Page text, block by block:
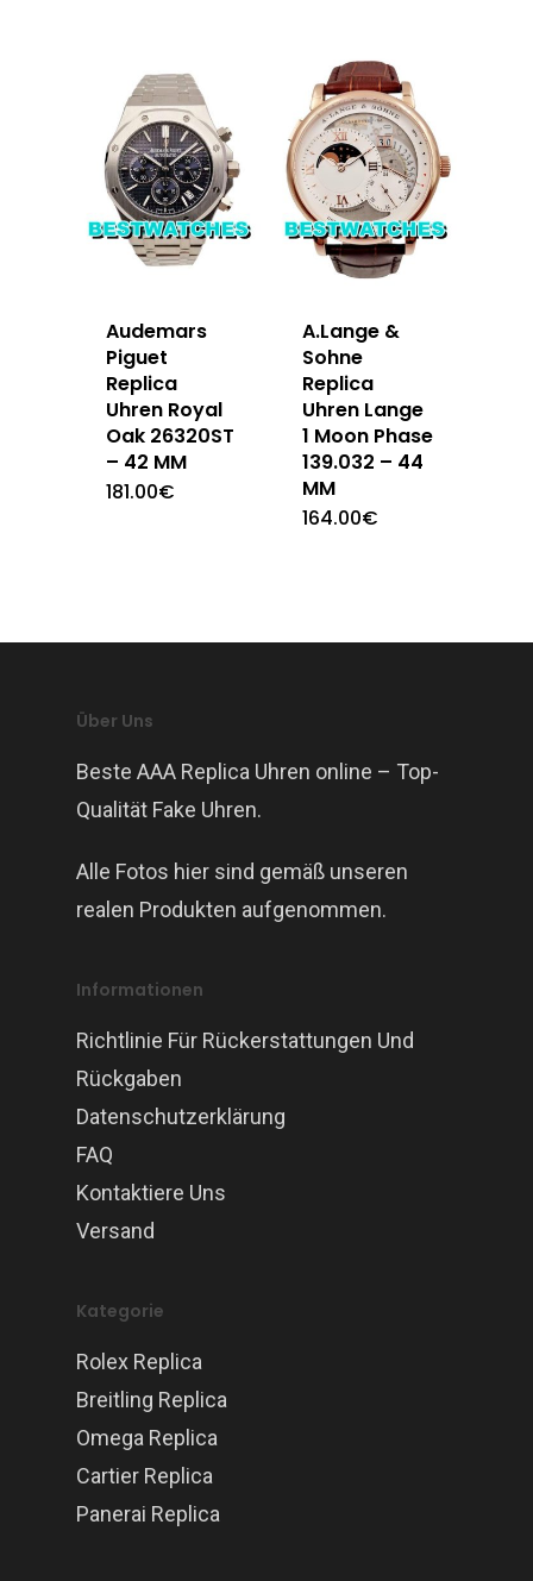
Audemars
Piguet
Replica
Uhren Royal
Oak 26320ST
– 42 MM
181.00€
A.Lange &
Sohne
Replica
Uhren Lange
1 Moon Phase
139.032 – 44
MM
164.00€
Über Uns
Beste AAA Replica Uhren online – Top-
Qualität Fake Uhren.
Alle Fotos hier sind gemäß unseren
realen Produkten aufgenommen.
Informationen
Richtlinie Für Rückerstattungen Und
Rückgaben
Datenschutzerklärung
FAQ
Kontaktiere Uns
Versand
Kategorie
Rolex Replica
Breitling Replica
Omega Replica
Cartier Replica
Panerai Replica